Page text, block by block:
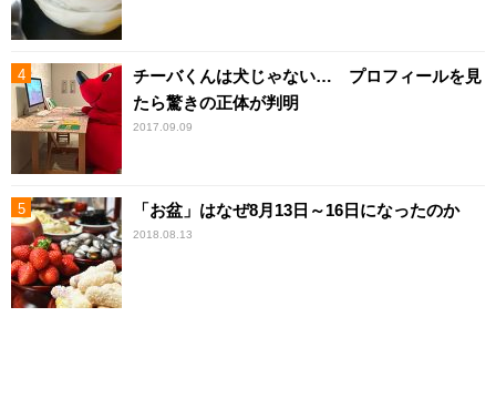
チーバくんは犬じゃない… プロフィールを見
たら驚きの正体が判明
2017.09.09
「お盆」はなぜ8月13日～16日になったのか
2018.08.13